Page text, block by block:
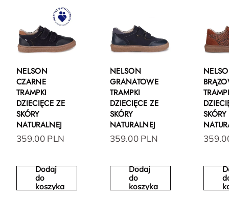
NELSON
CZARNE
TRAMPKI
DZIECIĘCE ZE
SKÓRY
NATURALNEJ
359.00 PLN
Dodaj
do
koszyka
NELSON
GRANATOWE
TRAMPKI
DZIECIĘCE ZE
SKÓRY
NATURALNEJ
359.00 PLN
Dodaj
do
koszyka
SKÓRY